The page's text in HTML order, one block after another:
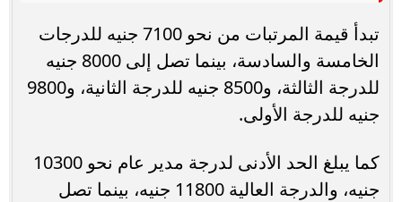
تبدأ قيمة المرتبات من نحو 7100 جنيه للدرجات
الخامسة والسادسة، بينما تصل إلى 8000 جنيه
للدرجة الثالثة، و8500 جنيه للدرجة الثانية، و9800
جنيه للدرجة الأولى.
كما يبلغ الحد الأدنى لدرجة مدير عام نحو 10300
جنيه، والدرجة العالية 11800 جنيه، بينما تصل